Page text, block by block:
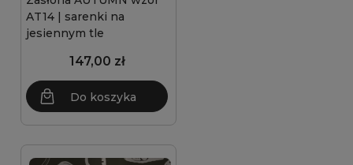
AT14 | sarenki na
jesiennym tle
147,00 zł
Do koszyka